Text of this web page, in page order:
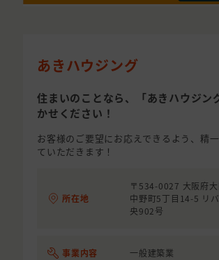
あきハウジング
住まいのことなら、「あきハウジン
かせください！
お客様のご要望にお応えできるよう、精
ていただきます！
所在地
〒534-0027 大阪府
中野町5丁目14-5 リ
央902号
事業内容 一般建築業